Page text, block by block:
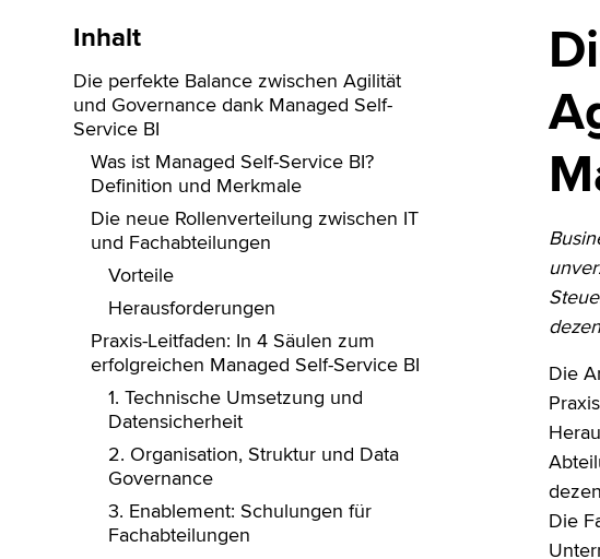
Inhalt
Die perfekte Balance zwischen Agilität
und Governance dank Managed Self-
Service BI
Was ist Managed Self-Service BI?
Definition und Merkmale‍
Die neue Rollenverteilung zwischen IT
und Fachabteilungen‍
Vorteile
Herausforderungen
Praxis-Leitfaden: In 4 Säulen zum
erfolgreichen Managed Self-Service BI
1. Technische Umsetzung und
Datensicherheit‍
2. Organisation, Struktur und Data
Governance‍
3. Enablement: Schulungen für
Fachabteilungen
Die
Die